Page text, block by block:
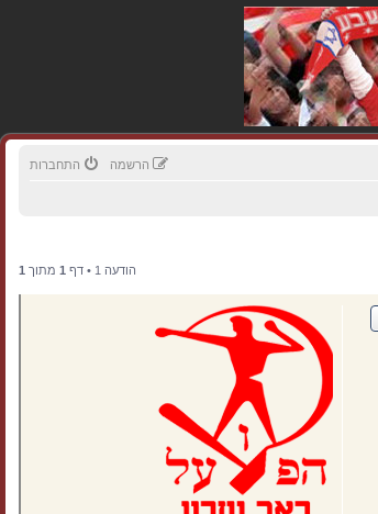
התחברות הרשמה
הודעה 1 • דף 1 מתוך 1